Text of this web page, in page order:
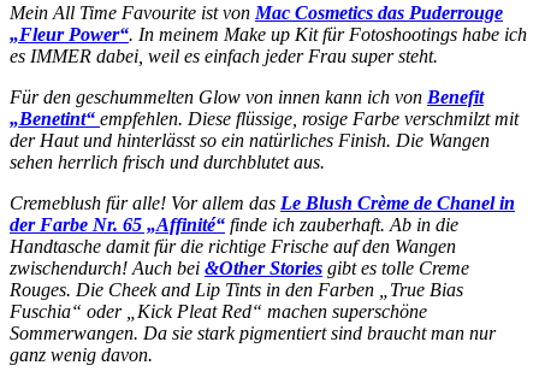
Mein All Time Favourite ist von Mac Cosmetics das Puderrouge
„Fleur Power“. In meinem Make up Kit für Fotoshootings habe ich
es IMMER dabei, weil es einfach jeder Frau super steht.
Für den geschummelten Glow von innen kann ich von Benefit
„Benetint“ empfehlen. Diese flüssige, rosige Farbe verschmilzt mit
der Haut und hinterlässt so ein natürliches Finish. Die Wangen
sehen herrlich frisch und durchblutet aus.
Cremeblush für alle! Vor allem das Le Blush Crème de Chanel in
der Farbe Nr. 65 „Affinité“ finde ich zauberhaft. Ab in die
Handtasche damit für die richtige Frische auf den Wangen
zwischendurch! Auch bei &Other Stories gibt es tolle Creme
Rouges. Die Cheek and Lip Tints in den Farben „True Bias
Fuschia“ oder „Kick Pleat Red“ machen superschöne
Sommerwangen. Da sie stark pigmentiert sind braucht man nur
ganz wenig davon.